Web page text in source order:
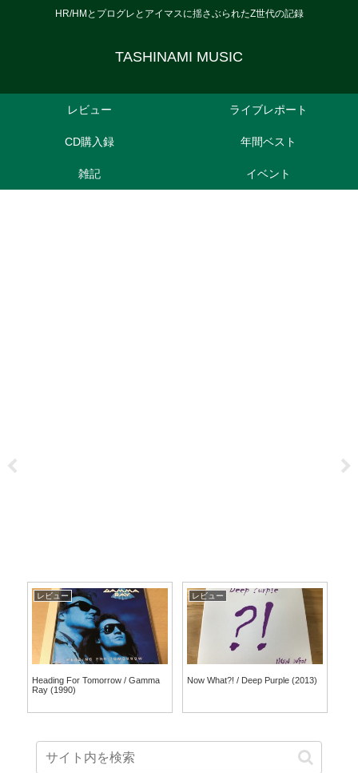
HR/HMとプログレとアイマスに揺さぶられたZ世代の記録
TASHINAMI MUSIC
レビュー ライブレポート
CD購入録 年間ベスト
雑記 イベント
レビュー
Heading For Tomorrow / Gamma
Ray (1990)
レビュー
Now What?! / Deep Purple (2013)